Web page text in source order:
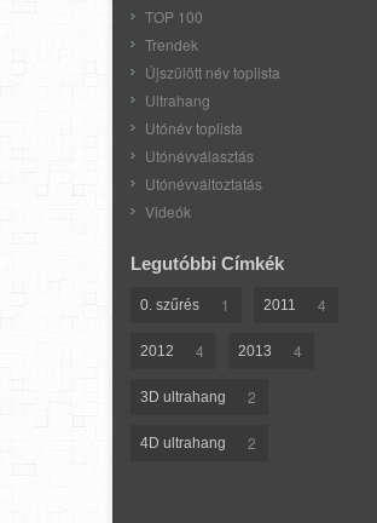
TOP 100
Trendek
Újszülött név toplista
Ultrahang
Utónév toplista
Utónévválasztás
Utónévváltoztatás
Videók
Legutóbbi Címkék
0. szűrés 1 2011 4
2012 4 2013 4
3D ultrahang 2
4D ultrahang 2